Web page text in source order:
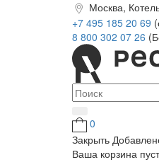
Москва,
+7 495 185 20 69
8 800 302 07 26
0
Закрыть
Ваша корзина